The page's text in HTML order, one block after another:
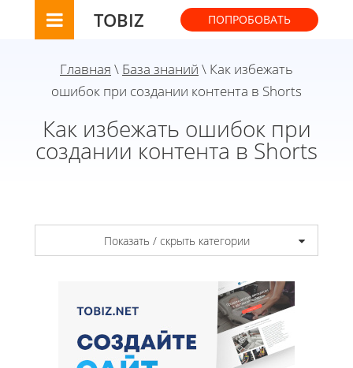
TOBIZ ПОПРОБОВАТЬ
Главная \ База знаний \ Как избежать
ошибок при создании контента в Shorts
Как избежать ошибок при
создании контента в Shorts
Показать / скрыть категории